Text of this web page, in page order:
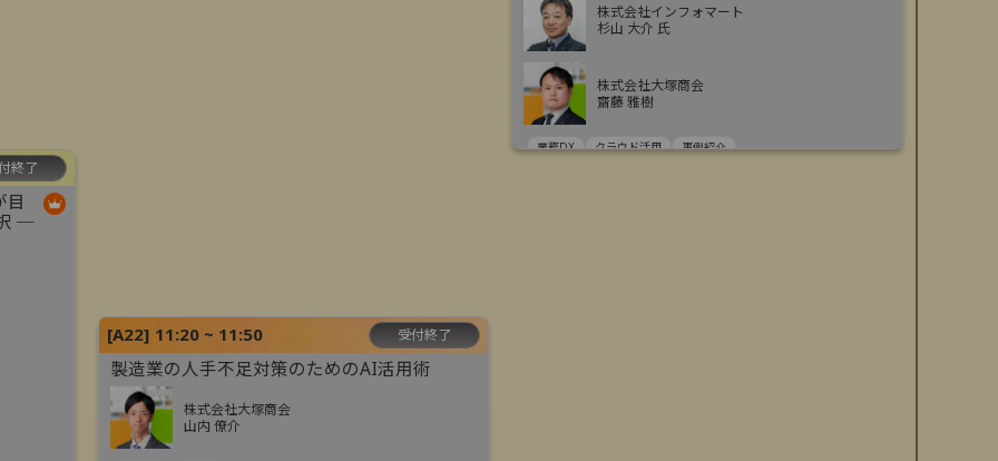
株式会社インフォマート
杉山 大介 氏
株式会社大塚商会
齋藤 雅樹
業務DX クラウド活用 事例紹介
終了
─
[A22] 11:20 ~ 11:50 受付終了
製造業の人手不足対策のためのAI活用術
株式会社大塚商会
山内 僚介